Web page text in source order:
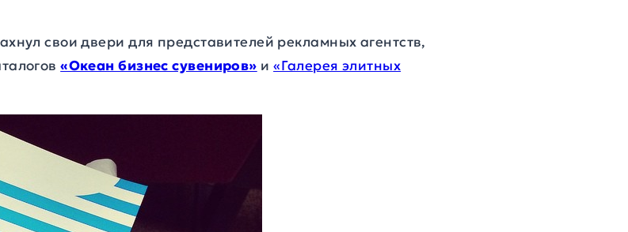
свои двери для представителей рекламных агентств,
«Океан бизнес сувениров» и«Галерея элитных